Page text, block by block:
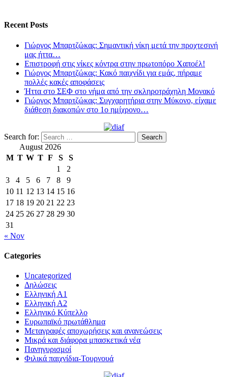
Recent Posts
Γιώργος Μπαρτζώκας: Σημαντική νίκη μετά την προχτεσινή
μας ήττα…
Επιστροφή στις νίκες κόντρα στην πρωτοπόρο Χαποέλ!
Γιώργος Μπαρτζώκας: Κακό παιχνίδι για εμάς, πήραμε
πολλές κακές αποφάσεις
Ήττα στο ΣΕΦ στο νήμα από την σκληροτράχηλη Μονακό
Γιώργος Μπαρτζώκας: Συγχαρητήρια στην Μύκονο, είχαμε
διάθεση διακοπών στο 1ο ημίχρονο…
Search for:
August 2026
M T W T F S
S
1
2
3
4 5 6 7 8
9
10 11 12 13 14 15 16
17 18 19 20 21 22 23
24 25 26 27 28 29 30
31
« Nov
Categories
Uncategorized
Δηλώσεις
Ελληνική Α1
Ελληνική Α2
Ελληνικό Κύπελλο
Ευρωπαϊκό πρωτάθλημα
Μεταγραφές αποχωρήσεις και ανανεώσεις
Μικρά και διάφορα μπασκετικά νέα
Πανηγυρισμοί
Φιλικά παιχνίδια-Τουρνουά